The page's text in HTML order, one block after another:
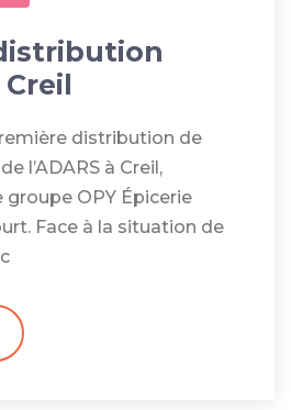
distribution de
l’ADARS à Creil,
groupe OPY Épicerie
Face à la situation de